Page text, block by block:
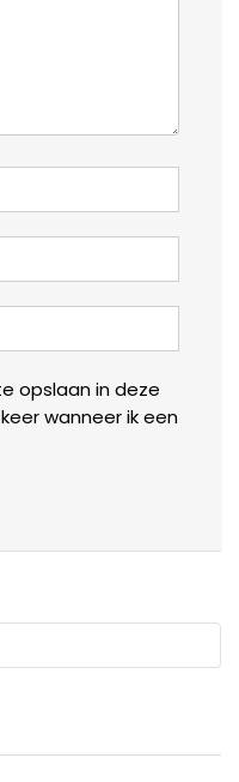
opslaan in deze
wanneer ik een